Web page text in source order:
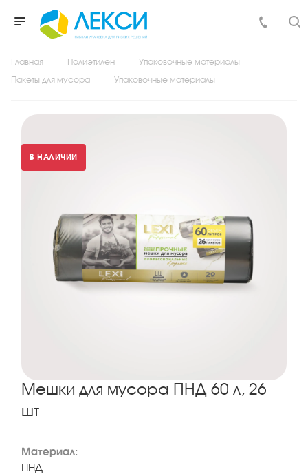
Главная Полиэтилен Упаковочные материалы
Пакеты для мусора Упаковочные материалы
В НАЛИЧИИ
Мешки для мусора ПНД 60 л, 26
шт
Материал:
ПНД